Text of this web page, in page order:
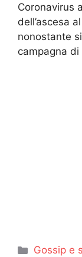
Coronavirus
dell’ascesa
nonostante
campagna
Categorie
Gossip e